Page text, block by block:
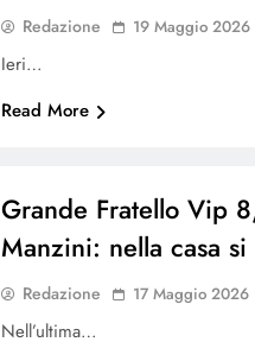
Redazione 19 Maggio 2026
Ieri…
Read More
Grande Fratello Vip
Manzini: nella casa
Redazione 17 Maggio 2026
Nell’ultima…